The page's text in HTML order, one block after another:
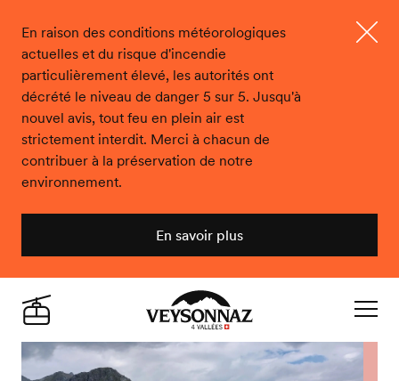
En raison des conditions météorologiques
actuelles et du risque d'incendie
particulièrement élevé, les autorités ont
décrété le niveau de danger 5 sur 5. Jusqu'à
nouvel avis, tout feu en plein air est
strictement interdit. Merci à chacun de
contribuer à la préservation de notre
environnement.
En savoir plus
Veysonnaz
Live